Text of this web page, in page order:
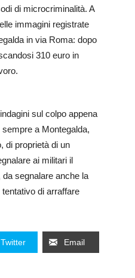
di microcriminalità. A
immagini registrate
in via Roma: dopo
310 euro in
sul colpo appena
a Montegalda,
di proprietà di un
ai militari il
segnalare anche la
di arraffare
Twitter Email